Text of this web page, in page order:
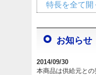
特長を全て開
お知らせ
2014/09/30
本商品は供給元と